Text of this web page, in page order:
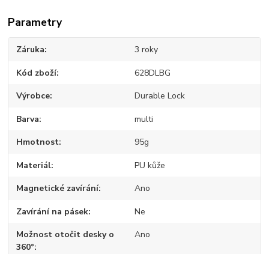
Parametry
Záruka 3 roky
Kód zboží 628DLBG
Výrobce Durable Lock
Barva multi
Hmotnost 95g
Materiál PU kůže
Magnetické zavírání Ano
Zavírání na pásek Ne
Možnost otočit desky o
360°
Ano